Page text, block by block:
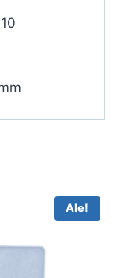
Ale!